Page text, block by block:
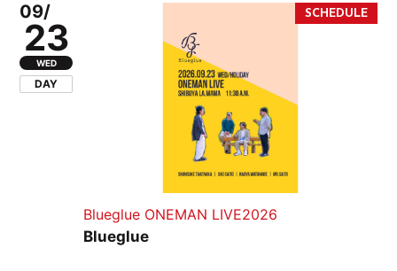
09/
23
WED
DAY
Blueglue ONEMAN LIVE2026
Blueglue